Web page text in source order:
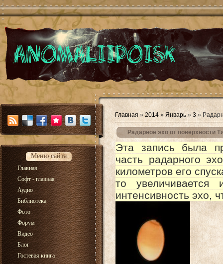
Меню сайта
Главная
Софт - главная
Аудио
Библиотека
Фото
Форум
Видео
Блог
Гостевая книга
Главная » 2014 » Январь » 3»
Радарное эхо от поверхности
Эта запись была
часть радарного
километров его
то увеличивается
интенсивность эхо,